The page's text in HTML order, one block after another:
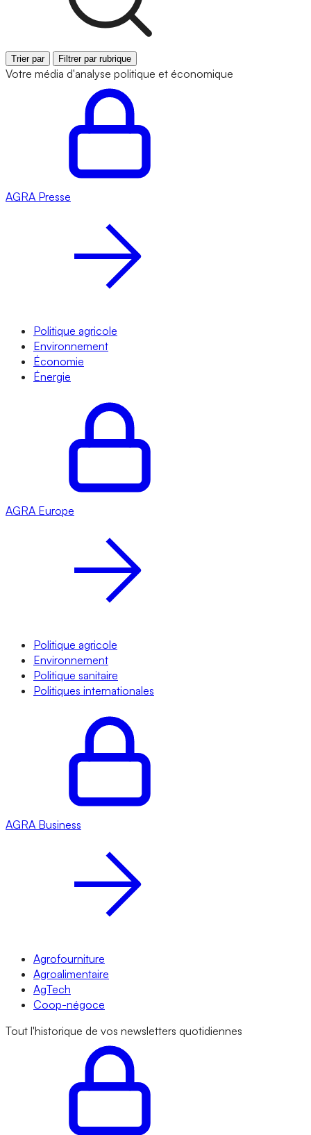
Trier par Filtrer par rubrique
Votre média d'analyse politique et économique
AGRA Presse
Politique agricole
Environnement
Économie
Énergie
AGRA Europe
Politique agricole
Environnement
Politique sanitaire
Politiques internationales
AGRA Business
Agrofourniture
Agroalimentaire
AgTech
Coop-négoce
Tout l'historique de vos newsletters quotidiennes